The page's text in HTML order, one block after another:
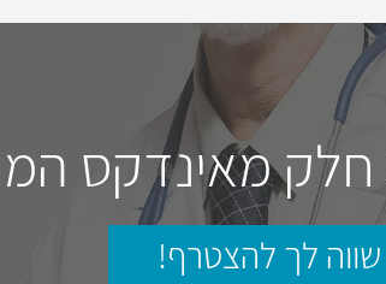
חלק מאינדקס
שווה לך להצטרף!